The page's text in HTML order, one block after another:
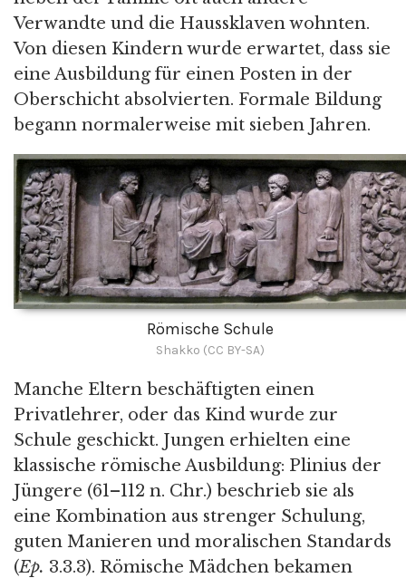
Verwandte und die Haussklaven wohnten.
Von diesen Kindern wurde erwartet, dass sie
eine Ausbildung für einen Posten in der
Oberschicht absolvierten. Formale Bildung
begann normalerweise mit sieben Jahren.
Römische Schule
Shakko (CC BY-SA)
Manche Eltern beschäftigten einen
Privatlehrer, oder das Kind wurde zur
Schule geschickt. Jungen erhielten eine
klassische römische Ausbildung: Plinius der
Jüngere (61–112 n. Chr.) beschrieb sie als
eine Kombination aus strenger Schulung,
guten Manieren und moralischen Standards
(Ep. 3.3.3). Römische Mädchen bekamen